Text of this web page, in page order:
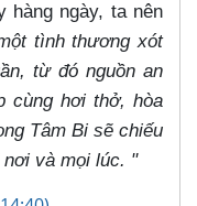
ngày, ta nên
tình thương xót
từ đó nguồn an
cùng hơi thở, hòa
Tâm Bi sẽ chiếu
nơi và mọi lúc. "